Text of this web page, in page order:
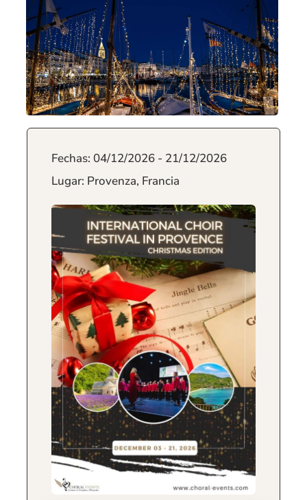
Fechas: 04/12/2026 - 21/12/2026
Lugar: Provenza, Francia